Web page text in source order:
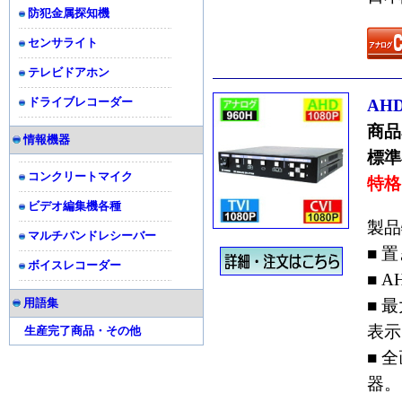
防犯金属探知機
センサライト
テレビドアホン
ドライブレコーダー
情報機器
コンクリートマイク
ビデオ編集機各種
マルチバンドレシーバー
ボイスレコーダー
用語集
生産完了商品・その他
商
標
特格
製
■
■
■
表示
■
器。